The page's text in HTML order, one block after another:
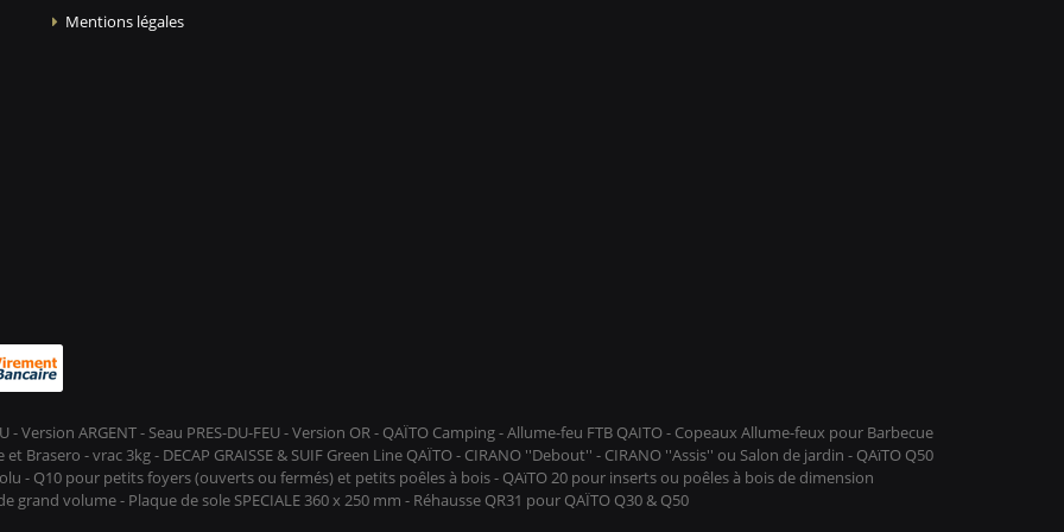
Mentions légales
- Version ARGENT - Seau PRES-DU-FEU - Version OR - QAÏTO Camping - Allume-feu FTB QAITO - Copeaux Allume-feux pour Barbecue
- vrac 3kg - DECAP GRAISSE & SUIF Green Line QAÏTO - CIRANO ''Debout'' - CIRANO ''Assis'' ou Salon de jardin - QAïTO Q50
- Q10 pour petits foyers (ouverts ou fermés) et petits poêles à bois - QAïTO 20 pour inserts ou poêles à bois de dimension
volume - Plaque de sole SPECIALE 360 x 250 mm - Réhausse QR31 pour QAÏTO Q30 & Q50